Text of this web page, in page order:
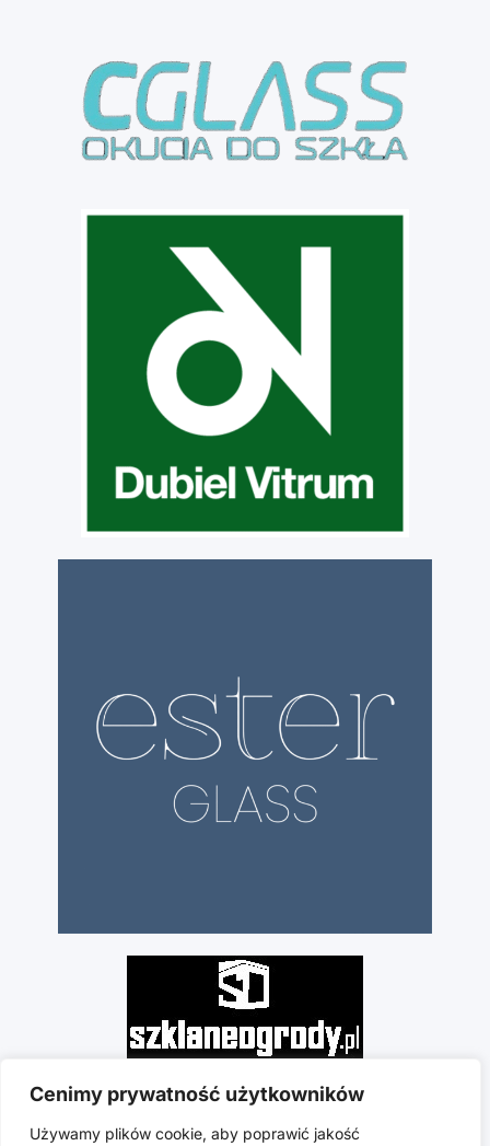
Cenimy prywatność użytkowników
Używamy plików cookie, aby poprawić jakość